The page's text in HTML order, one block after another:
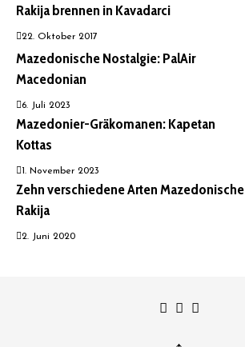
Rakija brennen in Kavadarci
22. Oktober 2017
Mazedonische Nostalgie: PalAir
Macedonian
6. Juli 2023
Mazedonier-Gräkomanen: Kapetan
Kottas
1. November 2023
Zehn verschiedene Arten Mazedonische
Rakija
2. Juni 2020